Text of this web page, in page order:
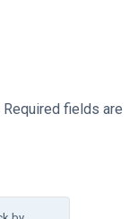
Required fields are